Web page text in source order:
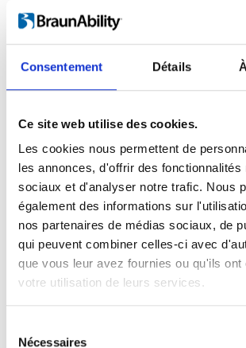
Consentement Détails
Ce site web utilise des cookies.
Les cookies nous permettent de
les annonces, d'offrir des
sociaux et d'analyser notre trafic. Nous
également des informations sur
nos partenaires de médias sociaux, de
qui peuvent combiner celles-ci avec
que vous leur avez fournies ou qu'ils
votre utilisation de leurs services.
Nécessaires
Produits
Carony
Turny Evo
Turny Low Vehicle
Chair Topper
Carospeed Classic